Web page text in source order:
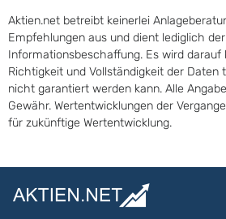
Aktien.net betreibt keinerlei
Empfehlungen aus und dient lediglich der
Informationsbeschaffung. Es wird darauf
Richtigkeit und Vollständigkeit der Daten
nicht garantiert werden kann. Alle
Gewähr. Wertentwicklungen der
für zukünftige Wertentwicklung.